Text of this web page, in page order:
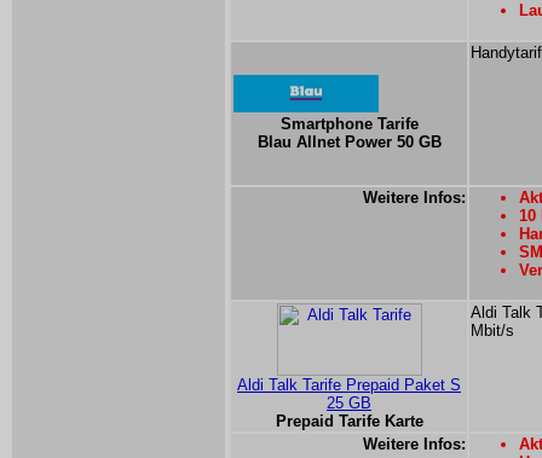
Smartphone Tarife
Blau Allnet Power 50 GB
Weitere Infos:
10
Aldi Talk Tarife Prepaid Paket S
25 GB
Prepaid Tarife Karte
Aldi Talk
Mbit/s
Weitere Infos: